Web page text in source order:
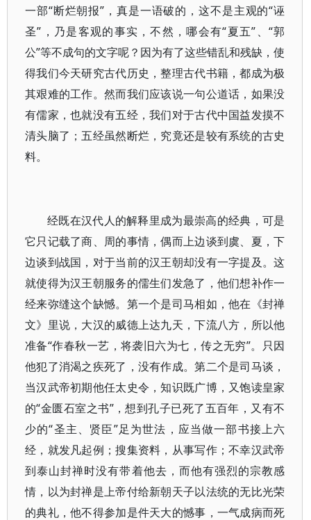
一部“断烂朝报”，真是一语破的，这不是主观的“诬
圣”，乃是客观的事实，不然，哪会有“夏五”、“郭
公”等不成句的文字呢？因为有了这些错乱和残缺，使
得我们今天研究古代历史，整理古代书籍，都成为极
其艰难的工作。然而我们应该说一句公道话，如果没
有儒家，也就没有五经，我们对于古代中国益发摸不
清头脑了；五经虽然断烂，究竟还是较有系统的古史
料。
经既在汉代人的解释里成为最崇高的经典，可是
它只记载了商、周的事情，偶而上边谈到虞、夏，下
边谈到战国，对于当前的汉王朝却没有一字提及。这
就使得为汉王朝服务的儒生们发急了，他们想补作一
经来弥缝这个缺憾。第一个是司马相如，他在《封禅
文》里说，大汉的威德上达九天，下流八方，所以他
准备“作春秋一艺，将袭旧六为七，传之无穷”。只因
他犯了消渴之疾死了，没有作成。第二个是司马谈，
当汉武帝初期他任太史令，知识既广博，又饱读皇家
的“金匮石室之书”，想到孔子已死了五百年，又有不
少的“圣主、贤臣”足为世法，应当做一部书接上六
经，就发凡起例；搜集资料，从事写作；不幸汉武帝
到泰山封禅时没有带着他去，而他有强烈的宗教感
情，以为封禅是上帝付给新朝天子以法统的无比光荣
的典礼，他不得参加是件天大的憾事，一气成病而死